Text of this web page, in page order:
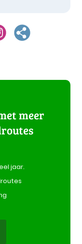
meer
jaar.